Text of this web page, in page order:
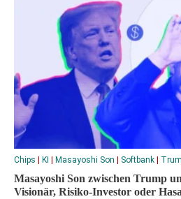
Chips KI Masayoshi Son Softbank
Masayoshi Son zwischen Trump
Visionär, Risiko-Investor oder